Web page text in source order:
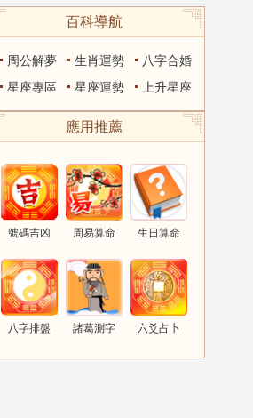
百科導航
周公解夢 生肖運勢
八字合婚
星座專區
星座運勢 上升星座
應用推薦
號碼吉凶 周易算命 生日算命
八字排盤 諸葛測字 六爻占卜